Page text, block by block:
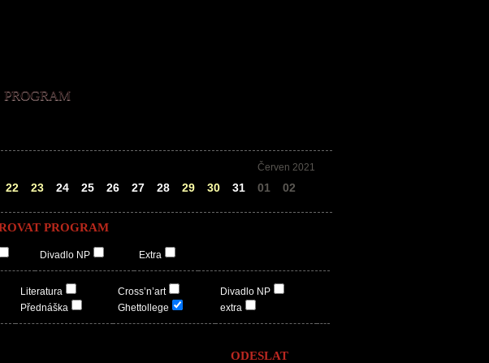
PROGRAM
22 23 24 25 26 27 28 29 30 31
Červen 2021
01 02
PROGRAM
Divadlo NP Extra
Literatura
Přednáška
Cross’n’art
Ghettollege
Divadlo NP
extra